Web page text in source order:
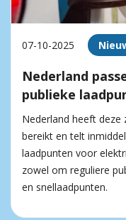
07-10-2025
Nederland
publieke
Nederland heeft deze
bereikt en telt
laadpunten voor
zowel om reguliere
en snellaadpunten.